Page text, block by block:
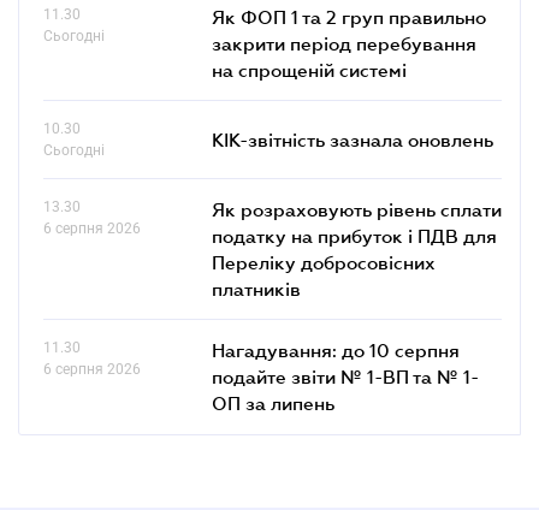
11.30
Сьогодні
Як ФОП 1 та 2 груп правильно
закрити період перебування
на спрощеній системі
10.30
Сьогодні
КІК-звітність зазнала оновлень
13.30
6 серпня 2026
Як розраховують рівень сплати
податку на прибуток і ПДВ для
Переліку добросовісних
платників
11.30
6 серпня 2026
Нагадування: до 10 серпня
подайте звіти № 1-ВП та № 1-
ОП за липень